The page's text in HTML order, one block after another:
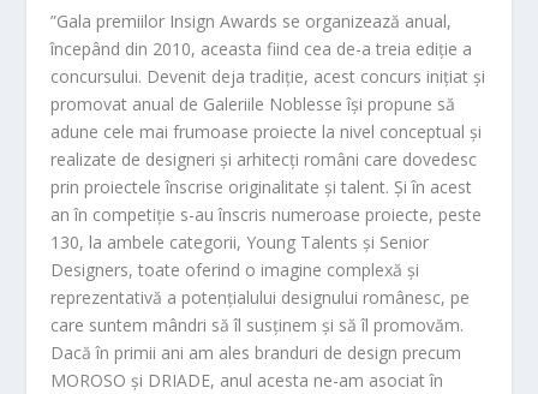
”Gala premiilor Insign Awards se organizează anual,
începând din 2010, aceasta fiind cea de-a treia ediție a
concursului. Devenit deja tradiție, acest concurs inițiat și
promovat anual de Galeriile Noblesse își propune să
adune cele mai frumoase proiecte la nivel conceptual și
realizate de designeri și arhitecți români care dovedesc
prin proiectele înscrise originalitate și talent. Și în acest
an în competiție s-au înscris numeroase proiecte, peste
130, la ambele categorii, Young Talents și Senior
Designers, toate oferind o imagine complexă și
reprezentativă a potențialului designului românesc, pe
care suntem mândri să îl susținem și să îl promovăm.
Dacă în primii ani am ales branduri de design precum
MOROSO și DRIADE, anul acesta ne-am asociat în